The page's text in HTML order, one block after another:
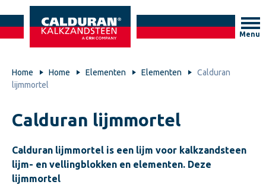
Menu
Home Home Elementen Elementen
Calduran
lijmmortel
Calduran lijmmortel
Calduran lijmmortel is een lijm voor kalkzandsteen
lijm- en vellingblokken en elementen. Deze
lijmmortel